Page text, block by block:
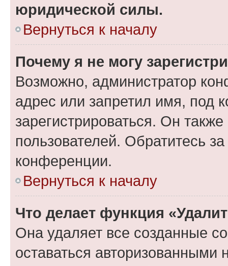
юридической силы.
Вернуться к началу
Почему я не могу
Возможно, администратор
адрес или запретил имя, под
зарегистрироваться. Он
пользователей. Обратитесь
конференции.
Вернуться к началу
Что делает функция
Она удаляет все созданные
оставаться авторизованными